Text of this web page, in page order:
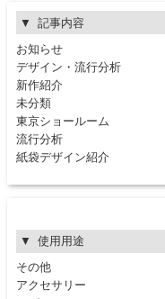
記事内容
お知らせ
デザイン・流行分析
新作紹介
未分類
東京ショールーム
流行分析
紙袋デザイン紹介
使用用途
その他
アクセサリー